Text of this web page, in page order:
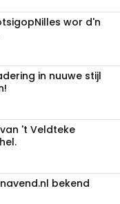
wor d'n
in nuuwe stijl
't Veldteke
bekend